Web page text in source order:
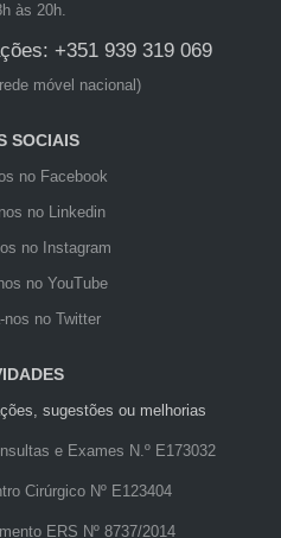
às 20h.
+351 939 319 069
móvel nacional)
SOCIAIS
no Facebook
no Linkedin
no Instagram
no YouTube
nos no Twitter
sugestões ou melhorias
e Exames N.º E173032
Cirúrgico Nº E123404
ERS Nº 8737/2014